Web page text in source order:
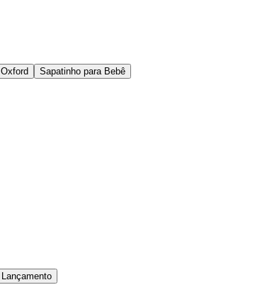
Oxford
Sapatinho para Bebê
Lançamento